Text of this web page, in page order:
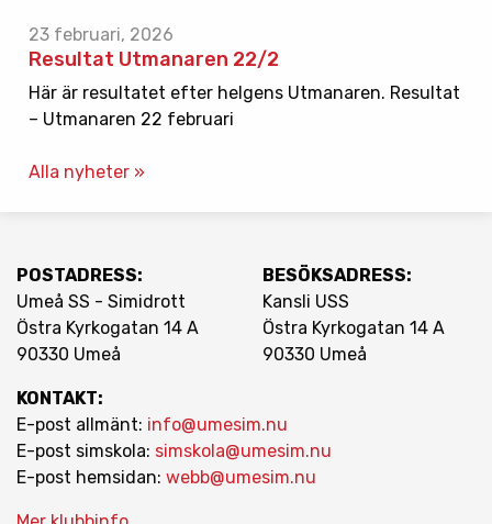
23 februari, 2026
Resultat Utmanaren 22/2
Här är resultatet efter helgens Utmanaren. Resultat
– Utmanaren 22 februari
Alla nyheter »
POSTADRESS:
Umeå SS - Simidrott
Östra Kyrkogatan 14 A
90330 Umeå
BESÖKSADRESS:
Kansli USS
Östra Kyrkogatan 14 A
90330 Umeå
KONTAKT:
E-post allmänt: info@umesim.nu
E-post simskola: simskola@umesim.nu
E-post hemsidan: webb@umesim.nu